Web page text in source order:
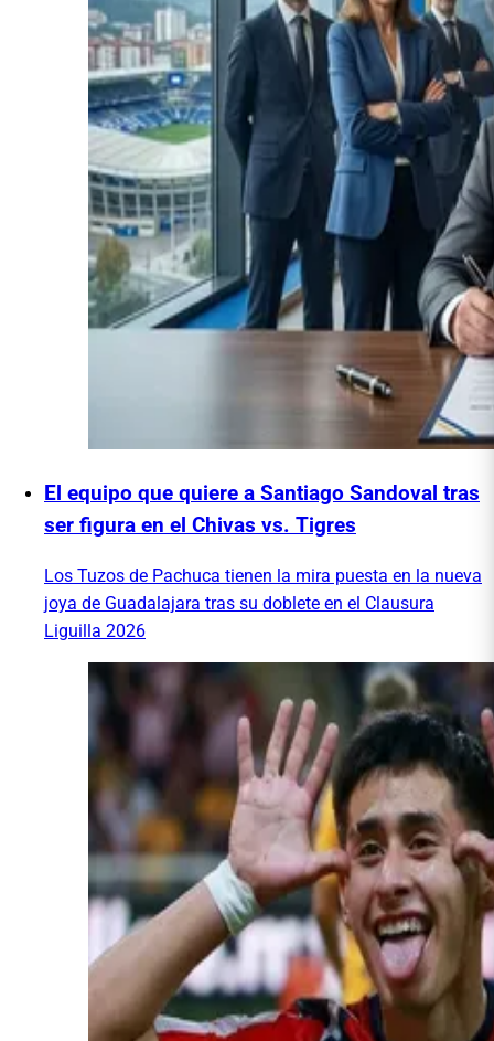
El equipo que quiere a Santiago Sandoval tras
ser figura en el Chivas vs. Tigres
Los Tuzos de Pachuca tienen la mira puesta en la nueva
joya de Guadalajara tras su doblete en el Clausura
Liguilla 2026